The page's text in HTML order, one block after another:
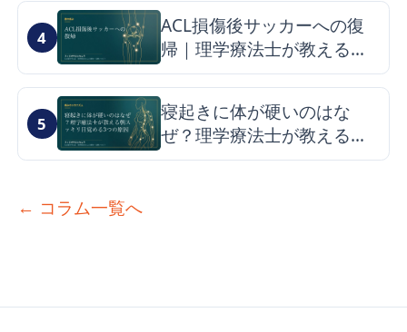
4
ACL損傷後サッカーへの復
帰｜理学療法士が教える最
短ロードマップと再発予防
5
寝起きに体が硬いのはな
ぜ？理学療法士が教える朝
スッキリ目覚める3つの原因
← コラム一覧へ